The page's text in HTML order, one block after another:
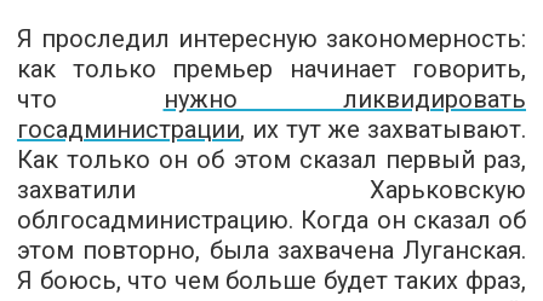
Я проследил интересную закономерность:
как только премьер начинает говорить,
что
нужно ликвидировать
госадминистрации, их тут же захватывают.
Как только он об этом сказал первый раз,
захватили Харьковскую
облгосадминистрацию. Когда он сказал об
этом повторно, была захвачена Луганская.
Я боюсь, что чем больше будет таких фраз,